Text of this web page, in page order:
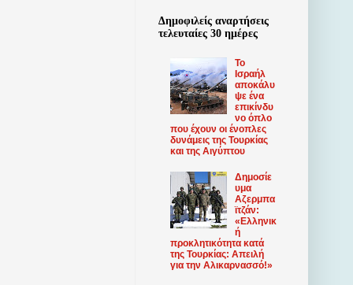
Δημοφιλείς αναρτήσεις
τελευταίες 30 ημέρες
Το
Ισραήλ
αποκάλυ
ψε ένα
επικίνδυ
νο όπλο
που έχουν οι ένοπλες
δυνάμεις της Τουρκίας
και της Αιγύπτου
Δημοσίε
υμα
Αζερμπα
ϊτζάν:
«Ελληνικ
ή
προκλητικότητα κατά
της Τουρκίας: Απειλή
για την Αλικαρνασσό!»